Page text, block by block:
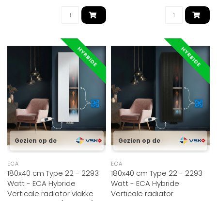
HYRBIDE
Gezien op de
ECA
180x40 cm Type 22 - 2293
Watt - ECA Hybride
Verticale radiator vlakke
HYRBIDE
Gezien op de
ECA
180x40 cm Type 22 - 2293
Watt - ECA Hybride
Verticale radiator